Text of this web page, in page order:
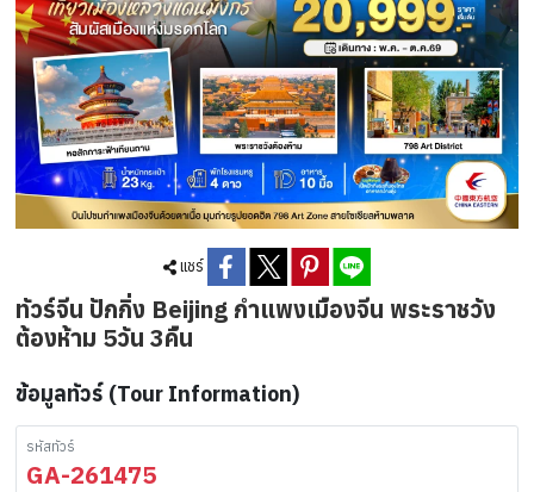
แชร์
ทัวร์จีน ปักกิ่ง Beijing กำแพงเมืองจีน พระราชวัง
ต้องห้าม 5วัน 3คืน
ข้อมูลทัวร์ (Tour Information)
รหัสทัวร์
GA-261475